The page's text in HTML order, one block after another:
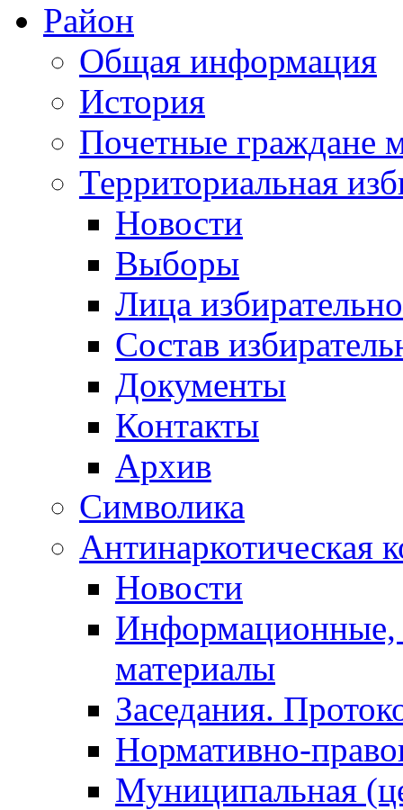
Район
Общая информация
История
Почетные граждане
Территориальная
Новости
Выборы
Лица
Состав
Документы
Контакты
Архив
Символика
Антинаркотическая
Новости
Информационные,
материалы
Заседания.
Нормативно-
Муниципальная